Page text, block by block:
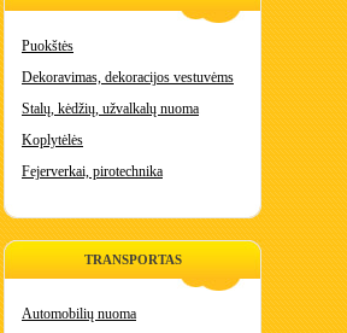
Puokštės
Dekoravimas, dekoracijos vestuvėms
Stalų, kėdžių, užvalkalų nuoma
Koplytėlės
Fejerverkai, pirotechnika
TRANSPORTAS
Automobilių nuoma